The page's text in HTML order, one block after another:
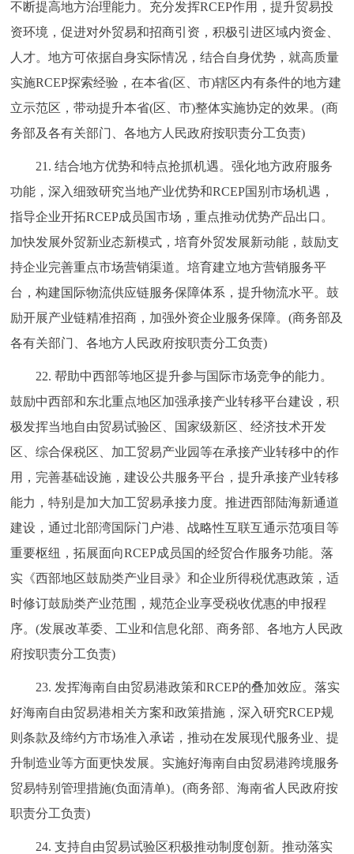
不断提高地方治理能力。充分发挥RCEP作用，提升贸易投
资环境，促进对外贸易和招商引资，积极引进区域内资金、
人才。地方可依据自身实际情况，结合自身优势，就高质量
实施RCEP探索经验，在本省(区、市)辖区内有条件的地方建
立示范区，带动提升本省(区、市)整体实施协定的效果。(商
务部及各有关部门、各地方人民政府按职责分工负责)
21. 结合地方优势和特点抢抓机遇。强化地方政府服务
功能，深入细致研究当地产业优势和RCEP国别市场机遇，
指导企业开拓RCEP成员国市场，重点推动优势产品出口。
加快发展外贸新业态新模式，培育外贸发展新动能，鼓励支
持企业完善重点市场营销渠道。培育建立地方营销服务平
台，构建国际物流供应链服务保障体系，提升物流水平。鼓
励开展产业链精准招商，加强外资企业服务保障。(商务部及
各有关部门、各地方人民政府按职责分工负责)
22. 帮助中西部等地区提升参与国际市场竞争的能力。
鼓励中西部和东北重点地区加强承接产业转移平台建设，积
极发挥当地自由贸易试验区、国家级新区、经济技术开发
区、综合保税区、加工贸易产业园等在承接产业转移中的作
用，完善基础设施，建设公共服务平台，提升承接产业转移
能力，特别是加大加工贸易承接力度。推进西部陆海新通道
建设，通过北部湾国际门户港、战略性互联互通示范项目等
重要枢纽，拓展面向RCEP成员国的经贸合作服务功能。落
实《西部地区鼓励类产业目录》和企业所得税优惠政策，适
时修订鼓励类产业范围，规范企业享受税收优惠的申报程
序。(发展改革委、工业和信息化部、商务部、各地方人民政
府按职责分工负责)
23. 发挥海南自由贸易港政策和RCEP的叠加效应。落实
好海南自由贸易港相关方案和政策措施，深入研究RCEP规
则条款及缔约方市场准入承诺，推动在发展现代服务业、提
升制造业等方面更快发展。实施好海南自由贸易港跨境服务
贸易特别管理措施(负面清单)。(商务部、海南省人民政府按
职责分工负责)
24. 支持自由贸易试验区积极推动制度创新。推动落实